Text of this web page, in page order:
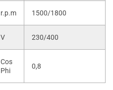
r.p.m 1500/1800
V 230/400
Cos
Phi
0,8